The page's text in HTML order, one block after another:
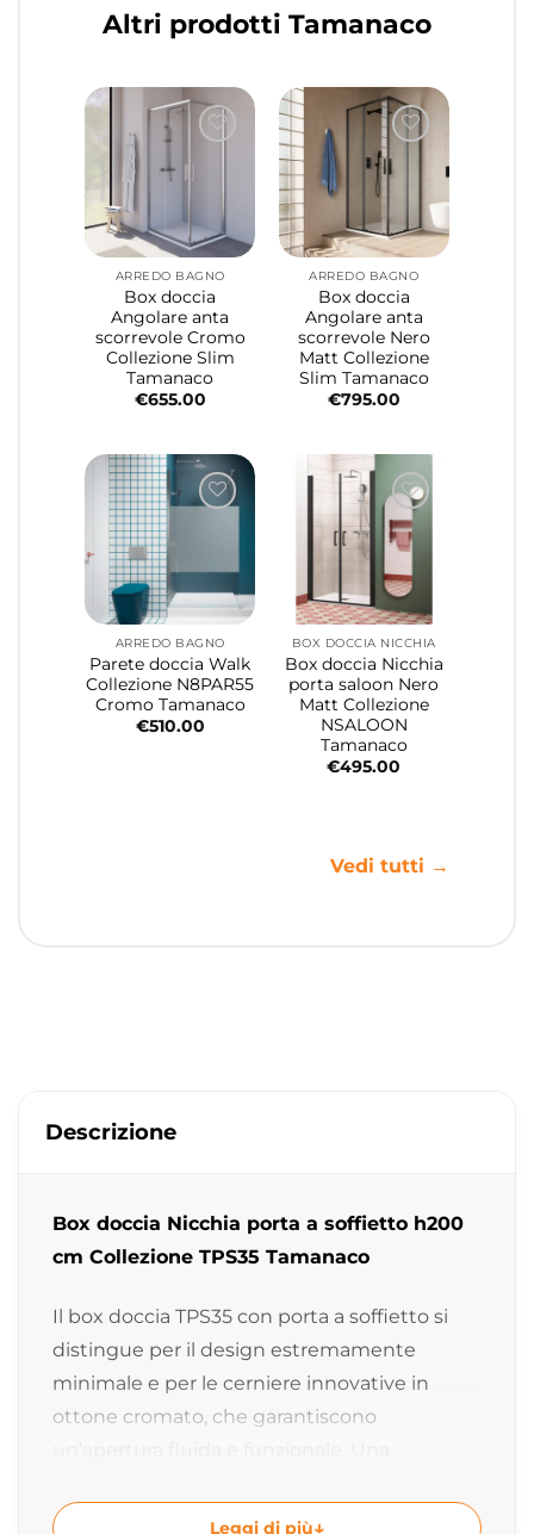
Altri prodotti Tamanaco
ARREDO BAGNO
Box doccia
Angolare anta
scorrevole Cromo
Collezione Slim
Tamanaco
€655.00
ARREDO BAGNO
Box doccia
Angolare anta
scorrevole Nero
Matt Collezione
Slim Tamanaco
€795.00
ARREDO BAGNO
Parete doccia Walk
Collezione N8PAR55
Cromo Tamanaco
€510.00
BOX DOCCIA NICCHIA
Box doccia Nicchia
porta saloon Nero
Matt Collezione
NSALOON
Tamanaco
€495.00
Vedi tutti →
Descrizione
Box doccia Nicchia porta a soffietto h200
cm Collezione TPS35 Tamanaco
Il box doccia TPS35 con porta a soffietto si
distingue per il design estremamente
minimale e per le cerniere innovative in
ottone cromato, che garantiscono
e migliorare la praticità quotidiana.
Leggi di più